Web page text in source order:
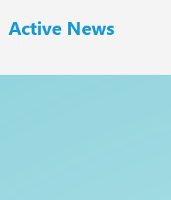
Active News